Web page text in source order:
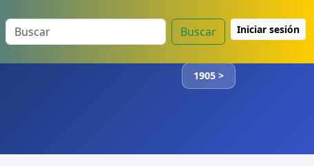
Buscar Iniciar sesión
1905 >